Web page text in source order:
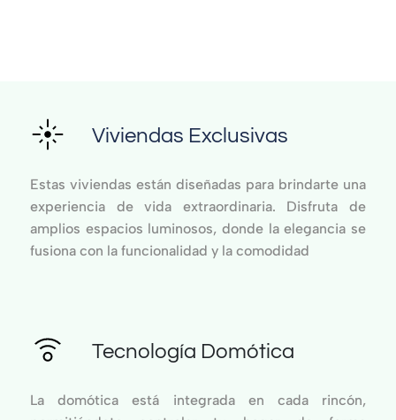
Viviendas Exclusivas
Estas viviendas están diseñadas para brindarte una
experiencia de vida extraordinaria. Disfruta de
amplios espacios luminosos, donde la elegancia se
fusiona con la funcionalidad y la comodidad
Tecnología Domótica
La domótica está integrada en cada rincón,